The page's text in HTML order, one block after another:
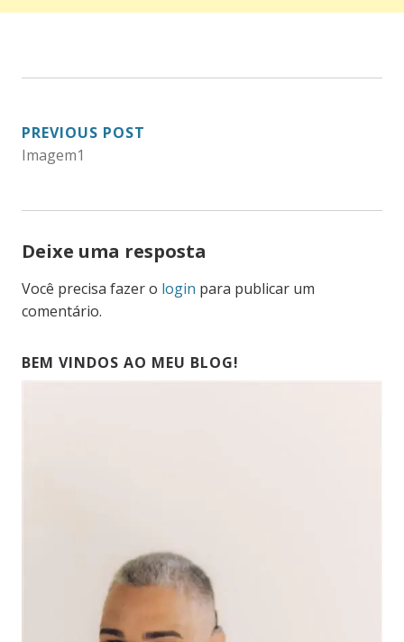
NAVEGAÇÃO
DE
PREVIOUS POST
Imagem1
Deixe uma resposta
Você precisa fazer o login para publicar um
comentário.
BEM VINDOS AO MEU BLOG!